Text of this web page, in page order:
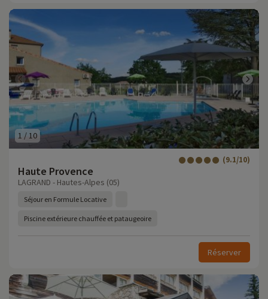
1 /10
Haute Provence
(9.1/10)
LAGRAND - Hautes-Alpes (05)
Séjour en Formule Locative
Piscine extérieure chauffée et pataugeoire
Réserver